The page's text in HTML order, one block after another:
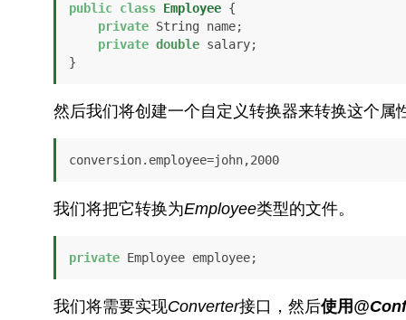
public class Employee {
private String name;
private double salary;
}
然后我们将创建一个自定义转换器来转换这个属
conversion.employee=john,2000
我们将把它转换为Employee类型的文件。
private Employee employee;
我们将需要实现Converter接口，然后使用